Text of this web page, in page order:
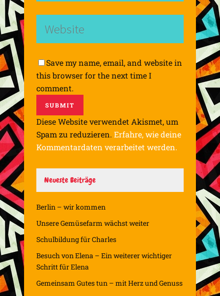
Save my name, email, and website in
this browser for the next time I
comment.
Diese Website verwendet Akismet, um
Spam zu reduzieren. Erfahre, wie deine
Kommentardaten verarbeitet werden.
Neueste Beiträge
Berlin – wir kommen
Unsere Gemüsefarm wächst weiter
Schulbildung für Charles
Besuch von Elena – Ein weiterer wichtiger
Schritt für Elena
Gemeinsam Gutes tun – mit Herz und Genuss